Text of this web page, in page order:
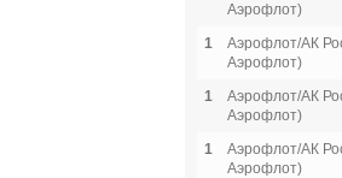
Аэрофлот)
1
Аэрофлот/АК
Аэрофлот)
1
Аэрофлот/АК
Аэрофлот)
1
Аэрофлот/АК
Аэрофлот)